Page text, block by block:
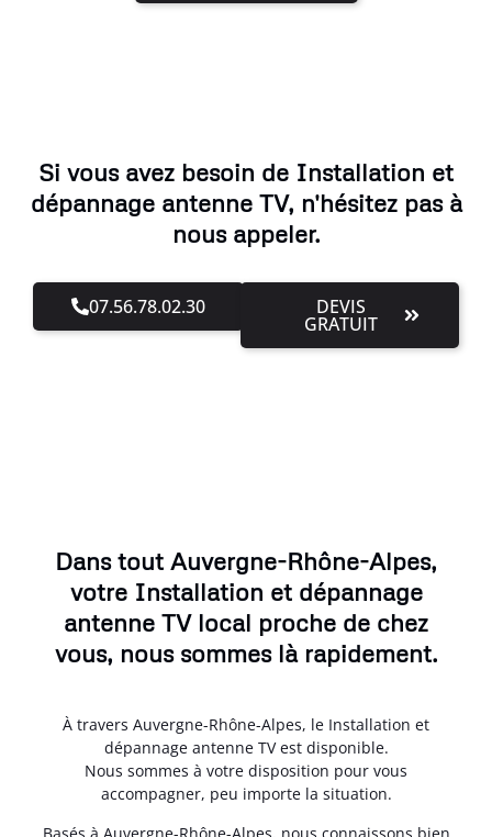
Si vous avez besoin de Installation et
dépannage antenne TV, n'hésitez pas à
nous appeler.
07.56.78.02.30 DEVIS
GRATUIT
Dans tout Auvergne-Rhône-Alpes,
votre Installation et dépannage
antenne TV local proche de chez
vous, nous sommes là rapidement.
À travers Auvergne-Rhône-Alpes, le Installation et
dépannage antenne TV est disponible.
Nous sommes à votre disposition pour vous
accompagner, peu importe la situation.
Basés à Auvergne-Rhône-Alpes, nous connaissons bien